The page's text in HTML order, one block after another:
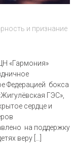
и признание
«Гармония»
Федерацией бокса
ГЭС»,
сердце и
на поддержку
веру […]